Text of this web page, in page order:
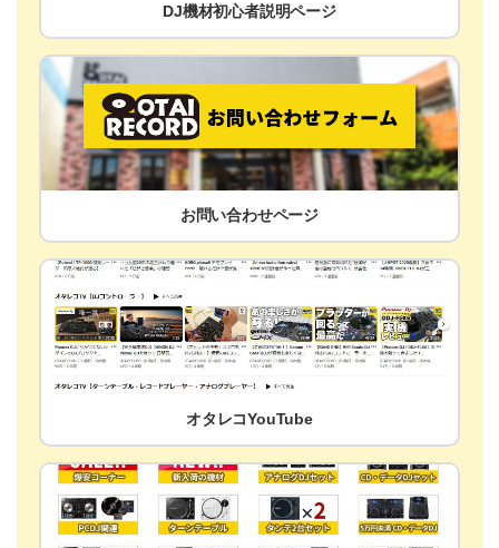
DJ機材初心者説明ページ
お問い合わせページ
オタレコYouTube